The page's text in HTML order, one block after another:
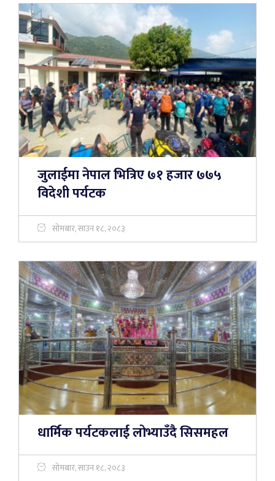
जुलाईमा नेपाल भित्रिए ७१ हजार ७७५
विदेशी पर्यटक
सोमबार, साउन १८, २०८३
धार्मिक पर्यटकलाई लोभ्याउँदै सिसमहल
सोमबार, साउन १८, २०८३